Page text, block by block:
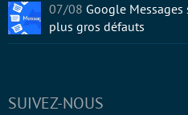
SUIVEZ-NOUS
07/08 Google Messages
plus gros défauts